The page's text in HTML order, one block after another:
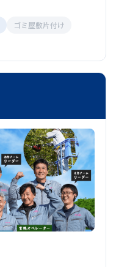
ゴミ屋敷片付け